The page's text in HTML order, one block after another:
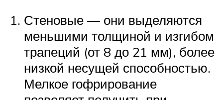
Стеновые — они выделяются
меньшими толщиной и изгибом
трапеций (от 8 до 21 мм), более
низкой несущей способностью.
Мелкое гофрирование